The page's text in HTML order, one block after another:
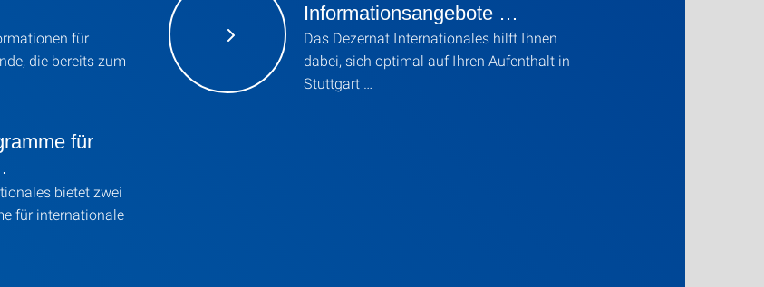
für
die bereits zum
Informationsangebote …
Das Dezernat Internationales hilft Ihnen
dabei, sich optimal auf Ihren Aufenthalt in
Stuttgart …
für
bietet zwei
für internationale